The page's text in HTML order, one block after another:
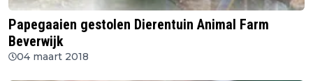
Papegaaien gestolen Dierentuin Animal Farm
Beverwijk
04 maart 2018